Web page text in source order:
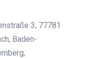
3, 77781
Baden-